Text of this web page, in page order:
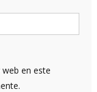
en este